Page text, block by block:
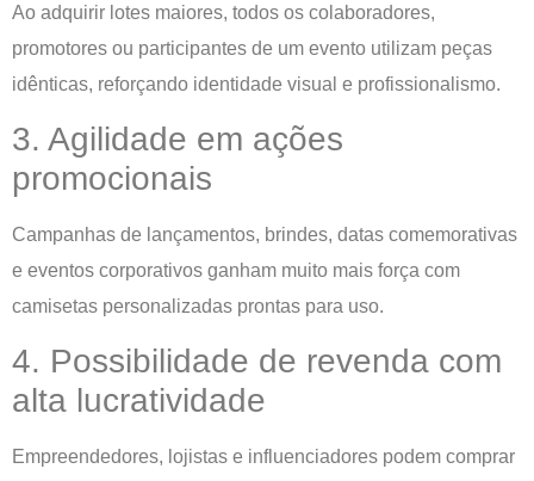
Ao adquirir lotes maiores, todos os colaboradores,
promotores ou participantes de um evento utilizam peças
idênticas, reforçando identidade visual e profissionalismo.
3. Agilidade em ações
promocionais
Campanhas de lançamentos, brindes, datas comemorativas
e eventos corporativos ganham muito mais força com
camisetas personalizadas prontas para uso.
4. Possibilidade de revenda com
alta lucratividade
Empreendedores, lojistas e influenciadores podem comprar